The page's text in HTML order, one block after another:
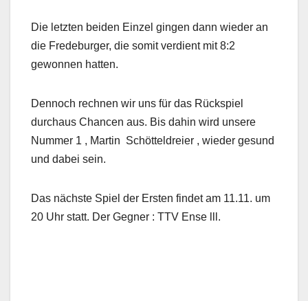
Die letzten beiden Einzel gingen dann wieder an
die Fredeburger, die somit verdient mit 8:2
gewonnen hatten.
Dennoch rechnen wir uns für das Rückspiel
durchaus Chancen aus. Bis dahin wird unsere
Nummer 1 , Martin Schötteldreier , wieder gesund
und dabei sein.
Das nächste Spiel der Ersten findet am 11.11. um
20 Uhr statt. Der Gegner : TTV Ense lll.